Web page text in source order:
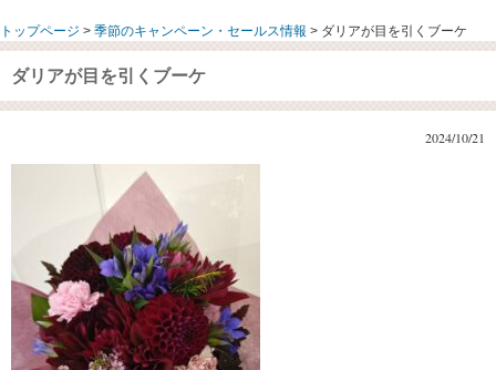
トップページ > 季節のキャンペーン・セールス情報 > ダリアが目を引くブーケ
ダリアが目を引くブーケ
2024/10/21